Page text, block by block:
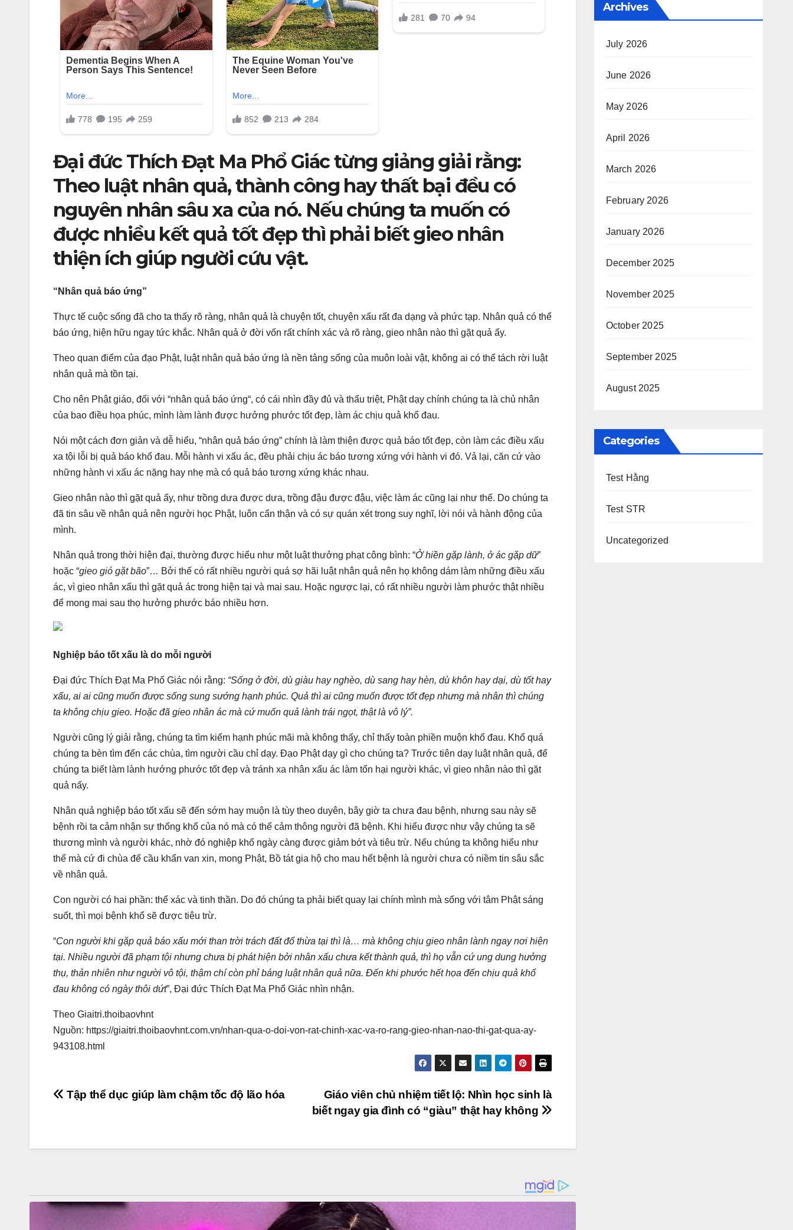
Đại đức Thích Đạt Ma Phổ Giác từng giảng giải rằng:
Theo luật nhân quả, thành công hay thất bại đều có
nguyên nhân sâu xa của nó. Nếu chúng ta muốn có
được nhiều kết quả tốt đẹp thì phải biết gieo nhân
thiện ích giúp người cứu vật.
“Nhân quả báo ứng”
Thực tế cuộc sống đã cho ta thấy rõ ràng, nhân quả là chuyện tốt, chuyện xấu rất đa dạng và phức tạp. Nhân quả có thể
báo ứng, hiện hữu ngay tức khắc. Nhân quả ở đời vốn rất chính xác và rõ ràng, gieo nhân nào thì gặt quả ấy.
Theo quan điểm của đạo Phật, luật nhân quả báo ứng là nền tảng sống của muôn loài vật, không ai có thể tách rời luật
nhân quả mà tồn tại.
Cho nên Phật giáo, đối với “nhân quả báo ứng“, có cái nhìn đầy đủ và thấu triệt, Phật dạy chính chúng ta là chủ nhân
của bao điều họa phúc, mình làm lành được hưởng phước tốt đẹp, làm ác chịu quả khổ đau.
Nói một cách đơn giản và dễ hiểu, “nhân quả báo ứng” chính là làm thiện được quả báo tốt đẹp, còn làm các điều xấu
xa tội lỗi bị quả báo khổ đau. Mỗi hành vi xấu ác, đều phải chịu ác báo tương xứng với hành vi đó. Vả lại, căn cứ vào
những hành vi xấu ác nặng hay nhẹ mà có quả báo tương xứng khác nhau.
Gieo nhân nào thì gặt quả ấy, như trồng dưa được dưa, trồng đậu được đậu, việc làm ác cũng lại như thế. Do chúng ta
đã tin sâu về nhân quả nên người học Phật, luôn cẩn thận và có sự quán xét trong suy nghĩ, lời nói và hành động của
mình.
Nhân quả trong thời hiện đại, thường được hiểu như một luật thưởng phạt công bình: “Ở hiền gặp lành, ở ác gặp dữ”
hoặc “gieo gió gặt bão”… Bởi thế có rất nhiều người quá sợ hãi luật nhân quả nên họ không dám làm những điều xấu
ác, vì gieo nhân xấu thì gặt quả ác trong hiện tại và mai sau. Hoặc ngược lại, có rất nhiều người làm phước thật nhiều
để mong mai sau thọ hưởng phước báo nhiều hơn.
Nghiệp báo tốt xấu là do mỗi người
Đại đức Thích Đạt Ma Phổ Giác nói rằng: “Sống ở đời, dù giàu hay nghèo, dù sang hay hèn, dù khôn hay dại, dù tốt hay
xấu, ai ai cũng muốn được sống sung sướng hạnh phúc. Quả thì ai cũng muốn được tốt đẹp nhưng mà nhân thì chúng
ta không chịu gieo. Hoặc đã gieo nhân ác mà cứ muốn quả lành trái ngọt, thật là vô lý”.
Người cũng lý giải rằng, chúng ta tìm kiếm hạnh phúc mãi mà không thấy, chỉ thấy toàn phiền muộn khổ đau. Khổ quá
chúng ta bèn tìm đến các chùa, tìm người cầu chỉ dạy. Ðạo Phật dạy gì cho chúng ta? Trước tiên dạy luật nhân quả, để
chúng ta biết làm lành hướng phước tốt đẹp và tránh xa nhân xấu ác làm tổn hại người khác, vì gieo nhân nào thì gặt
quả nấy.
Nhân quả nghiệp báo tốt xấu sẽ đến sớm hay muộn là tùy theo duyên, bây giờ ta chưa đau bệnh, nhưng sau này sẽ
bệnh rồi ta cảm nhận sự thống khổ của nó mà có thể cảm thông người đã bệnh. Khi hiểu được như vậy chúng ta sẽ
thương mình và người khác, nhờ đó nghiệp khổ ngày càng được giảm bớt và tiêu trừ. Nếu chúng ta không hiểu như
thế mà cứ đi chùa để cầu khẩn van xin, mong Phật, Bồ tát gia hộ cho mau hết bệnh là người chưa có niềm tin sâu sắc
về nhân quả.
Con người có hai phần: thể xác và tinh thần. Do đó chúng ta phải biết quay lại chính mình mà sống với tâm Phật sáng
suốt, thì mọi bệnh khổ sẽ được tiêu trừ.
“Con người khi gặp quả báo xấu mới than trời trách đất đổ thừa tại thì là… mà không chịu gieo nhân lành ngay nơi hiện
tại. Nhiều người đã phạm tội nhưng chưa bị phát hiện bởi nhân xấu chưa kết thành quả, thì họ vẫn cứ ung dung hưởng
thụ, thản nhiên như người vô tội, thậm chí còn phỉ báng luật nhân quả nữa. Đến khi phước hết họa đến chịu quả khổ
đau không có ngày thôi dứt”, Đại đức Thích Đạt Ma Phổ Giác nhìn nhận.
Theo Giaitri.thoibaovhnt
Nguồn: https://giaitri.thoibaovhnt.com.vn/nhan-qua-o-doi-von-rat-chinh-xac-va-ro-rang-gieo-nhan-nao-thi-gat-qua-ay-
943108.html
Post
Giáo viên chủ nhiệm tiết lộ: Nhìn học sinh là
biết ngay gia đình có “giàu” thật hay không
Tập thể dục giúp làm chậm tốc độ lão hóa
Archives
July 2026
June 2026
May 2026
April 2026
March 2026
February 2026
January 2026
December 2025
November 2025
October 2025
September 2025
August 2025
Categories
Test Hằng
Test STR
Uncategorized